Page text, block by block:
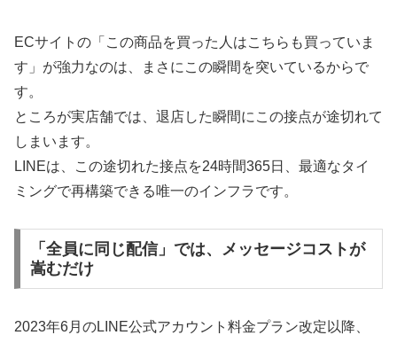
ECサイトの「この商品を買った人はこちらも買っていま
す」が強力なのは、まさにこの瞬間を突いているからで
す。
ところが実店舗では、退店した瞬間にこの接点が途切れて
しまいます。
LINEは、この途切れた接点を24時間365日、最適なタイ
ミングで再構築できる唯一のインフラです。
「全員に同じ配信」では、メッセージコストが
嵩むだけ
2023年6月のLINE公式アカウント料金プラン改定以降、